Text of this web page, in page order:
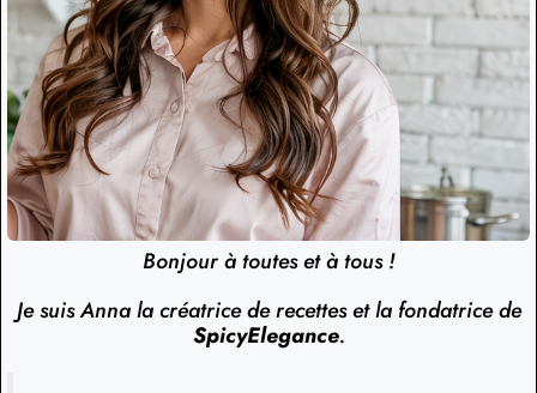
Bonjour à toutes et à tous !
Je suis Anna la créatrice de recettes et la fondatrice de
SpicyElegance.